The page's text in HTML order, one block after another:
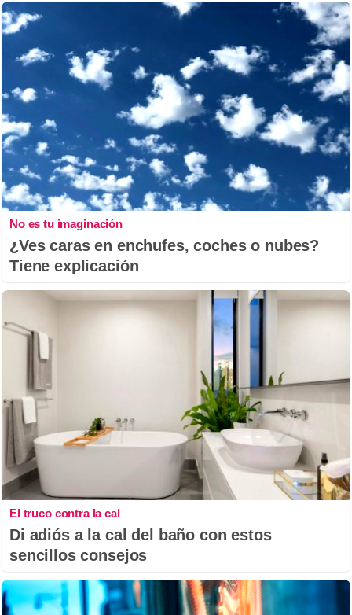
No es tu imaginación
¿Ves caras en enchufes, coches o nubes?
Tiene explicación
El truco contra la cal
Di adiós a la cal del baño con estos
sencillos consejos